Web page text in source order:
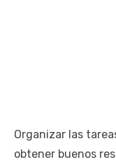
Organizar las
obtener buenos